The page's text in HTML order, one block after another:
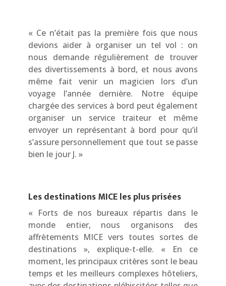
« Ce n’était pas la première fois que nous
devions aider à organiser un tel vol : on
nous demande régulièrement de trouver
des divertissements à bord, et nous avons
même fait venir un magicien lors d’un
voyage l’année dernière. Notre équipe
chargée des services à bord peut également
organiser un service traiteur et même
envoyer un représentant à bord pour qu’il
s’assure personnellement que tout se passe
bien le jour J. »
Les destinations MICE les plus prisées
« Forts de nos bureaux répartis dans le
monde entier, nous organisons des
affrètements MICE vers toutes sortes de
destinations », explique-t-elle. « En ce
moment, les principaux critères sont le beau
temps et les meilleurs complexes hôteliers,